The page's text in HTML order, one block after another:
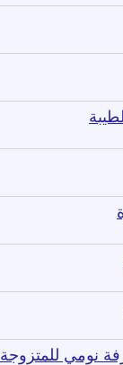
نومي للمتزوجة